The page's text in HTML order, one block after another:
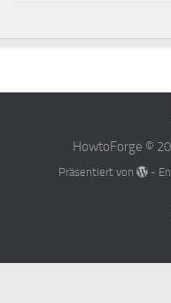
HowtoForge ©
Präsentiert von -